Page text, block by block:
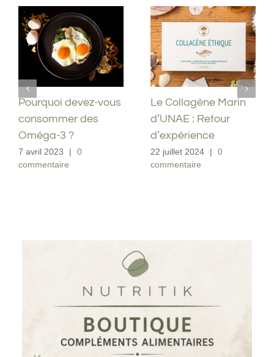
Vitamine D : Le guide
complet
11 septembre 2023
commentaire
Pourquoi devez-vous
consommer des
Oméga-3 ?
7 avril 2023 |
0
commentaire